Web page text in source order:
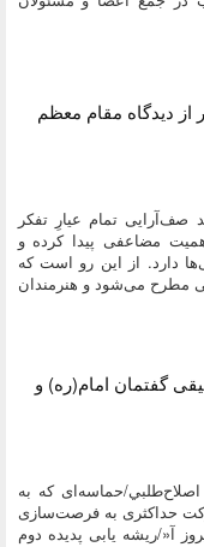
از دیدگاه مقام معظم
تمام عیارِ تفکر
مضاعفی پیدا کرده و
دارد. از این رو است که
مطرح می‌شود و هنرمندان
گفتمان امام(ره) و
حماسه‌ای که به
حداکثری به فرصت‌سازی
آ«/ریشه یابی پدیده دوم